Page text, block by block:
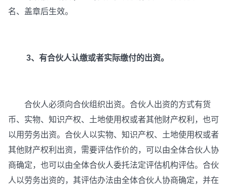
名、盖章后生效。
3、有合伙人认缴或者实际缴付的出资。
合伙人必须向合伙组织出资。合伙人出资的方式有货
币、实物、知识产权、土地使用权或者其他财产权利，也可
以用劳务出资。合伙人以实物、知识产权、土地使用权或者
其他财产权利出资，需要评估作价的，可以由全体合伙人协
商确定，也可以由全体合伙人委托法定评估机构评估。合伙
人以劳务出资的，其评估办法由全体合伙人协商确定，并在